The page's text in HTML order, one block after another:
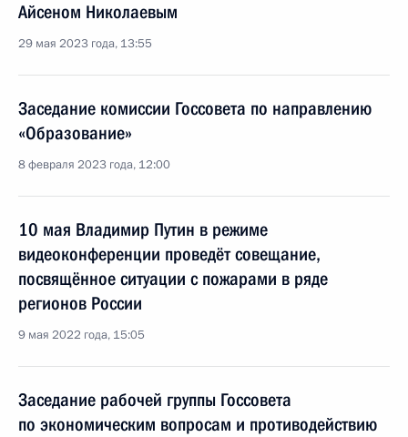
Айсеном Николаевым
29 мая 2023 года, 13:55
Заседание комиссии Госсовета по направлению
«Образование»
8 февраля 2023 года, 12:00
10 мая Владимир Путин в режиме
видеоконференции проведёт совещание,
посвящённое ситуации с пожарами в ряде
регионов России
9 мая 2022 года, 15:05
Заседание рабочей группы Госсовета
по экономическим вопросам и противодействию